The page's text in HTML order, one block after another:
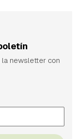
la newsletter con